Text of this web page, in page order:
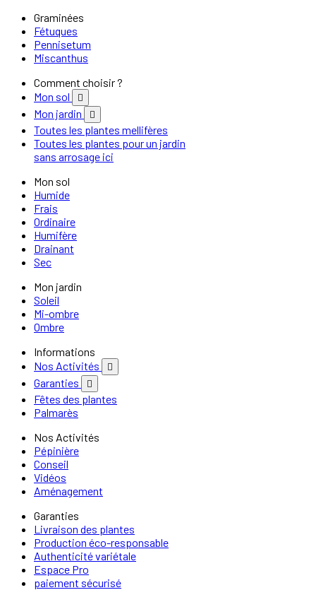
Graminées
Fétuques
Pennisetum
Miscanthus
Comment choisir ?
Mon sol

Mon jardin 
Toutes les plantes mellifères
Toutes les plantes pour un jardin
sans arrosage ici
Mon sol
Humide
Frais
Ordinaire
Humifère
Drainant
Sec
Mon jardin
Soleil
Mi-ombre
Ombre
Informations
Nos Activités

Garanties 
Fêtes des plantes
Palmarès
Nos Activités
Pépinière
Conseil
Vidéos
Aménagement
Garanties
Livraison des plantes
Production éco-responsable
Authenticité variétale
Espace Pro
paiement sécurisé